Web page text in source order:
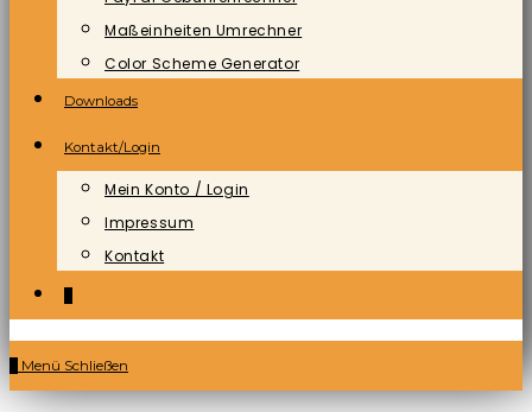
Maßeinheiten Umrechner
Color Scheme Generator
Downloads
Kontakt/Login
Mein Konto / Login
Impressum
Kontakt
Menü Schließen